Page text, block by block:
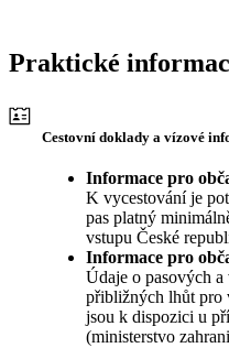
Praktické
Cestovní doklady a vízové
Informace pro
K vycestování je
pas platný
vstupu České
Informace pro
Údaje o pasových
přibližných lhůt pro
jsou k dispozici u
(ministerstvo